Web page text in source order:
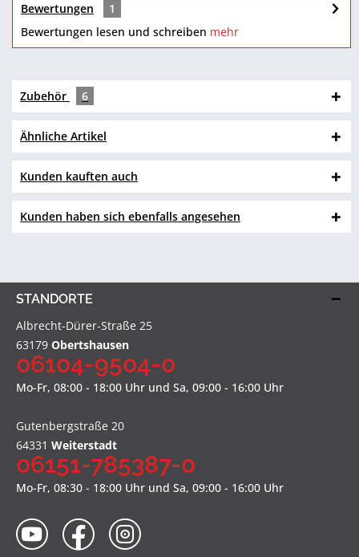
Bewertungen
1
Bewertungen lesen und schreiben mehr
Zubehör 6
Ähnliche Artikel
Kunden kauften auch
Kunden haben sich ebenfalls angesehen
STANDORTE
Albrecht-Dürer-Straße 25
63179 Obertshausen
06104-9504-0
Mo-Fr, 08:00 - 18:00 Uhr und Sa, 09:00 - 16:00 Uhr
Gutenbergstraße 20
64331 Weiterstadt
06151-785387-0
Mo-Fr, 08:30 - 18:00 Uhr und Sa, 09:00 - 16:00 Uhr